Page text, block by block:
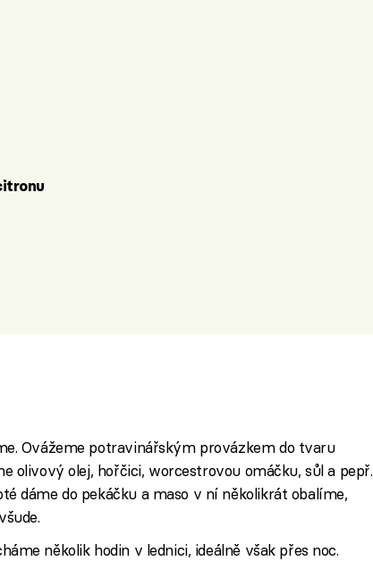
Ovážeme potravinářským provázkem do tvaru
olivový olej, hořčici, worcestrovou omáčku, sůl a pepř.
dáme do pekáčku a maso v ní několikrát obalíme,
několik hodin v lednici, ideálně však přes noc.